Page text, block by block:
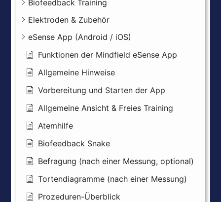
Biofeedback Training
Elektroden & Zubehör
eSense App (Android / iOS)
Funktionen der Mindfield eSense App
Allgemeine Hinweise
Vorbereitung und Starten der App
Allgemeine Ansicht & Freies Training
Atemhilfe
Biofeedback Snake
Befragung (nach einer Messung, optional)
Tortendiagramme (nach einer Messung)
Prozeduren-Überblick